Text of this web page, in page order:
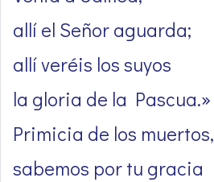
allí el Señor aguarda;
allí veréis los suyos
la gloria de la Pascua.»
Primicia de los muertos,
sabemos por tu gracia